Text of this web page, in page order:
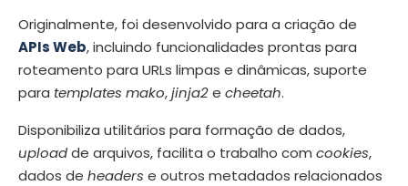
Originalmente, foi desenvolvido para a criação de
APIs Web, incluindo funcionalidades prontas para
roteamento para URLs limpas e dinâmicas, suporte
para templates mako,jinja2e cheetah.
Disponibiliza utilitários para formação de dados,
uploadde arquivos, facilita o trabalho com cookies,
dados de headers e outros metadados relacionados